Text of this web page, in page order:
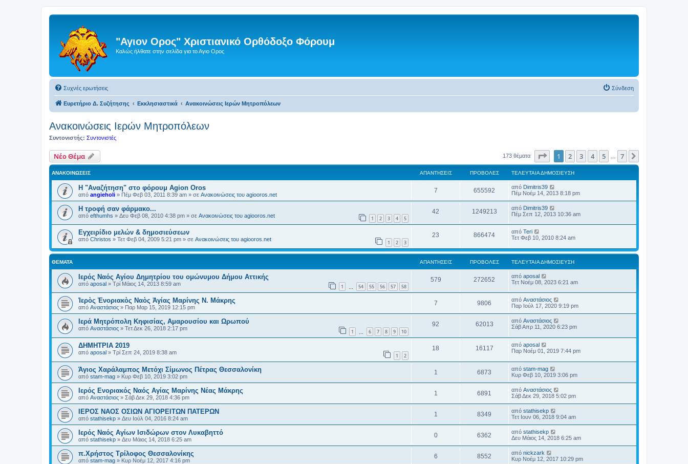
"Αγιον Ορος" Χριστιανικό Ορθόδοξο Φόρουμ
Καλώς ήλθατε στην σελίδα για το Αγιο Ορος
Συχνές ερωτήσεις Σύνδεση
Ευρετήριο Δ. Συζήτησης Εκκλησιαστικά Ανακοινώσεις Ιερών Μητροπόλεων
Ανακοινώσεις Ιερών Μητροπόλεων
Συντονιστής: Συντονιστές
Νέο Θέμα 173 θέματα Σελίδα1 από 7
1 2 3 4 5 7
ΑΝΑΚΟΙΝΏΣΕΙΣ ΑΠΑΝΤΉΣΕΙΣ ΠΡΟΒΟΛΈΣ ΤΕΛΕΥΤΑΊΑ ΔΗΜΟΣΊΕΥΣΗ
Η "Αναζήτηση" στο φόρουμ Agion Oros
από angieholi » Πέμ Φεβ 03, 2011 8:39 am » σε Ανακοινώσεις του agiooros.net
7 655592 από Dimitris39
Πέμ Νοέμ 14, 2013 8:18 pm
H τροφή σαν φάρμακο...
από efthumhs » Δευ Φεβ 08, 2010 4:38 pm » σε Ανακοινώσεις του agiooros.net 1 2 3 4 5
42 1249213 από Dimitris39
Πέμ Σεπ 12, 2013 10:36 am
Εγχειρίδιο μελών & δημοσιεύσεων
από Christos » Τετ Φεβ 04, 2009 5:21 pm » σε Ανακοινώσεις του agiooros.net 1 2 3
23 866474 από Teri
Τετ Φεβ 10, 2010 8:24 am
ΘΈΜΑΤΑ ΑΠΑΝΤΉΣΕΙΣ ΠΡΟΒΟΛΈΣ ΤΕΛΕΥΤΑΊΑ ΔΗΜΟΣΊΕΥΣΗ
Ιερός Ναός Αγίου Δημητρίου του ομώνυμου Δήμου Αττικής
από aposal » Τρί Μάιος 14, 2013 8:59 am 1 54 55 56 57 58
579 272652 από aposal
Τετ Νοέμ 08, 2023 6:21 am
Ἱερὸς Ἐνοριακὸς Ναὸς Ἁγίας Μαρίνης Ν. Μάκρης
από Αναστάσιος » Παρ Μαρ 15, 2019 12:15 pm
7 9806 από Αναστάσιος
Παρ Ιούλ 17, 2020 9:19 pm
Ιερά Μητρόπολη Κηφισίας, Αμαρουσίου και Ωρωπού
από Αναστάσιος » Τετ Δεκ 26, 2018 2:17 pm 1 6 7 8 9 10
92 62013 από Αναστάσιος
Σάβ Απρ 11, 2020 6:23 pm
ΔΗΜΗΤΡΙΑ 2019
από aposal » Τρί Σεπ 24, 2019 8:38 am 1 2
18 16117 από aposal
Παρ Νοέμ 01, 2019 7:44 pm
Άγιος Χαράλαμπος Μετόχι Σίμωνος Πέτρας Θεσσαλονίκη
από stam-mag » Κυρ Φεβ 10, 2019 3:02 pm
1 6873 από stam-mag
Κυρ Φεβ 10, 2019 3:06 pm
Ιερός Ενοριακός Ναός Αγίας Μαρίνης Νέας Μάκρης
από Αναστάσιος » Σάβ Δεκ 29, 2018 4:36 pm
1 6891 από Αναστάσιος
Σάβ Δεκ 29, 2018 5:02 pm
ΙΕΡΟΣ ΝΑΟΣ ΟΣΙΩΝ ΑΓΙΟΡΕΙΤΩΝ ΠΑΤΕΡΩΝ
από stathisekp » Δευ Ιούλ 04, 2016 8:24 am
1 8349 από stathisekp
Τετ Ιουν 06, 2018 9:04 am
Ιερός Ναός Αγίων Ισιδώρων στον Λυκαβηττό
από stathisekp » Δευ Μάιος 14, 2018 6:25 am
0 6362 από stathisekp
Δευ Μάιος 14, 2018 6:25 am
π.Χρήστος Τρίλοφος Θεσσαλονίκης
από stam-mag » Κυρ Νοέμ 12, 2017 4:16 pm
6 8552 από nickzark
Κυρ Νοέμ 12, 2017 10:29 pm